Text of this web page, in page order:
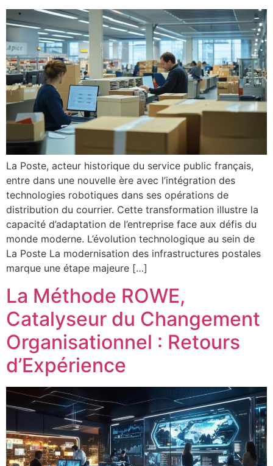
La Poste, acteur historique du service public français,
entre dans une nouvelle ère avec l’intégration des
technologies robotiques dans ses opérations de
distribution du courrier. Cette transformation illustre la
capacité d’adaptation de l’entreprise face aux défis du
monde moderne. L’évolution technologique au sein de
La Poste La modernisation des infrastructures postales
marque une étape majeure […]
La Méthode ROWE,
Catalyseur du Changement
Organisationnel : Retours
d’Expérience